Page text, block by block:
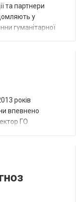
та партнери
у
гуманітарної
років
впевнено
ГО